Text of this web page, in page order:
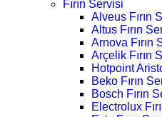
Fırın Servisi
Alveus Fırın
Altus Fırın
Arnova Fırın
Arçelik Fırın
Hotpoint
Beko Fırın
Bosch Fırın
Electrolux